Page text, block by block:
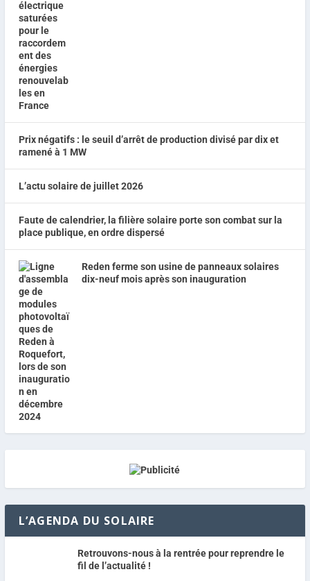
Prix négatifs : le seuil d’arrêt de production divisé par dix et
ramené à 1 MW
L’actu solaire de juillet 2026
Faute de calendrier, la filière solaire porte son combat sur la
place publique, en ordre dispersé
Reden ferme son usine de panneaux solaires
dix-neuf mois après son inauguration
L’AGENDA DU SOLAIRE
Retrouvons-nous à la rentrée pour reprendre le
fil de l’actualité !